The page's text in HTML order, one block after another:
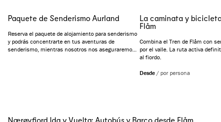
Paquete de Senderismo Aurland
Reserva el paquete de alojamiento para senderismo
y podrás concentrarte en tus aventuras de
senderismo, mientras nosotros nos aseguraremos
La caminata y
Flåm
Combina el Tren de Flåm con
por el valle. La ruta activa
al fiordo.
Desde / por persona
Nærøyfjord Ida y Vuelta: Autobús y Barco desde Flåm